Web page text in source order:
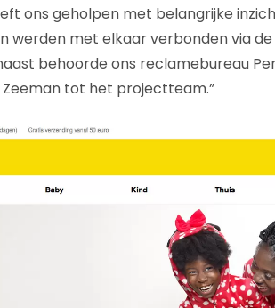
ons geholpen met belangrijke
werden met elkaar verbonden via
behoorde ons reclamebureau
tot het projectteam.”